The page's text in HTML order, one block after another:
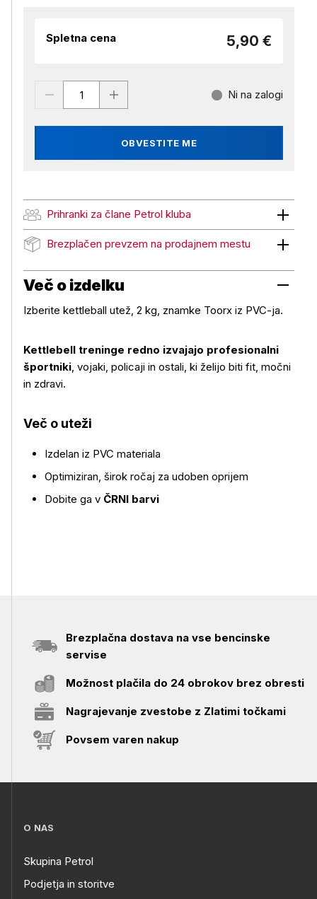
Spletna cena 5,90 €
OBVESTITE ME
Ni na zalogi
Prihranki za člane Petrol kluba
Prihranki za člane Petrol kluba
Brezplačen prevzem na prodajnem mestu
Brezplačen prevzem na prodajnem mestu
Več o izdelku
Izberite kettleball utež, 2 kg, znamke Toorx iz PVC-ja.
Kettlebell treninge redno izvajajo profesionalni
športniki, vojaki, policaji in ostali, ki želijo biti fit, močni
in zdravi.
Več o uteži
Izdelan iz PVC materiala
Optimiziran, širok ročaj za udoben oprijem
Dobite ga v ČRNI barvi
Brezplačna dostava na vse bencinske
servise
Možnost plačila do 24 obrokov brez obresti
Nagrajevanje zvestobe z Zlatimi točkami
Povsem varen nakup
O NAS
Skupina Petrol
Podjetja in storitve